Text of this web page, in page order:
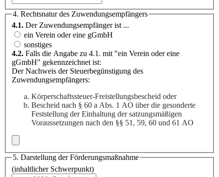
4. Rechtsnatur des Zuwendungsempfängers
4.1. Der Zuwendungsempfänger ist ...
ein Verein oder eine gGmbH
sonstiges
4.2. Falls die Angabe zu 4.1. mit "ein Verein oder eine
gGmbH" gekennzeichnet ist:
Der Nachweis der Steuerbegünstigung des
Zuwendungsempfängers:
Körperschaftssteuer-Freistellungsbescheid oder
Bescheid nach § 60 a Abs. 1 AO über die gesonderte
Feststellung der Einhaltung der satzungsmäßigen
Voraussetzungen nach den §§ 51, 59, 60 und 61 AO
5. Darstellung der Förderungsmaßnahme
(inhaltlicher Schwerpunkt)